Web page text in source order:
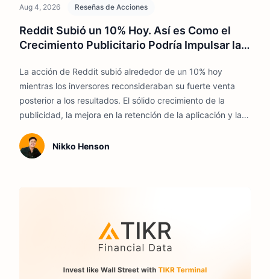
Aug 4, 2026 Reseñas de Acciones
Reddit Subió un 10% Hoy. Así es Como el
Crecimiento Publicitario Podría Impulsar la
La acción de Reddit subió alrededor de un 10% hoy
mientras los inversores reconsideraban su fuerte venta
posterior a los resultados. El sólido crecimiento de la
publicidad, la mejora en la retención de la aplicación y la
ganancias hasta 2026.
Nikko Henson